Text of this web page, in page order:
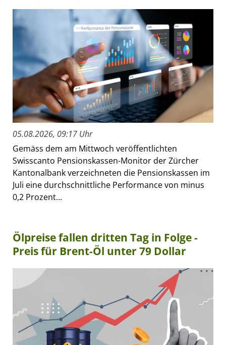
05.08.2026, 09:17 Uhr
Gemäss dem am Mittwoch veröffentlichten
Swisscanto Pensionskassen-Monitor der Zürcher
Kantonalbank verzeichneten die Pensionskassen im
Juli eine durchschnittliche Performance von minus
0,2 Prozent...
Ölpreise fallen dritten Tag in Folge -
Preis für Brent-Öl unter 79 Dollar